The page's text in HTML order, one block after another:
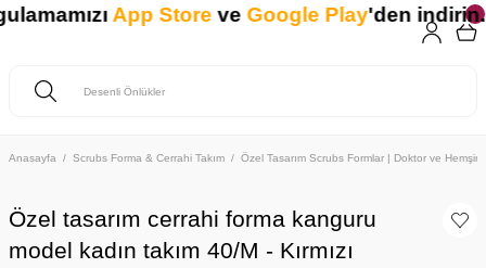
Anasayfa Scrubs Forma & Cerrahi Takım Özel Tasarım Scrubs Formlar | Doktor ve
Özel tasarım cerrahi forma kanguru
model kadın takım 40/M - Kırmızı
App StoreveGoogle Play'den indirin.